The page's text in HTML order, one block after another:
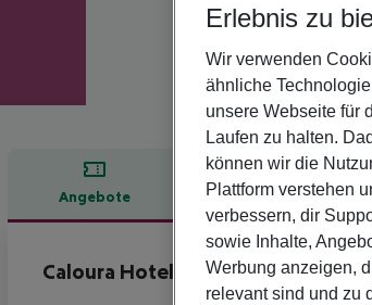
Angebote Hotelbeschreibung
Hotelbeschreibung
Caloura Hotel Resort
4
Erlebnis zu
Wir verwenden
ähnliche
unsere Webseite für
Laufen zu halten.
können wir die
Plattform verstehen
verbessern, dir
sowie Inhalte,
Werbung anzeigen,
relevant sind und zu